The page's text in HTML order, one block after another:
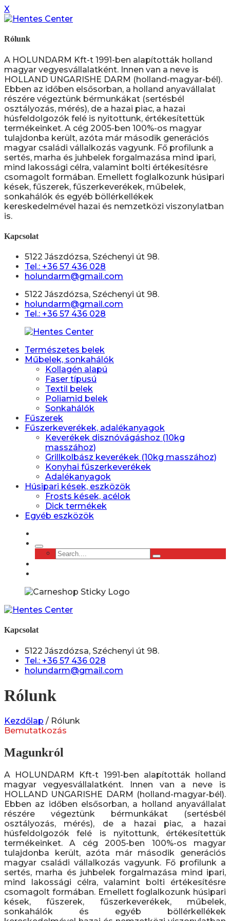
X
Rólunk
A HOLUNDARM Kft-t 1991-ben alapították holland
magyar vegyesvállalatként. Innen van a neve is
HOLLAND UNGARISHE DARM (holland-magyar-bél).
Ebben az időben elsősorban, a holland anyavállalat
részére végeztünk bérmunkákat (sertésbél
osztályozás, mérés), de a hazai piac, a hazai
húsfeldolgozók felé is nyitottunk, értékesítettük
termékeinket. A cég 2005-ben 100%-os magyar
tulajdonba került, azóta már második generációs
magyar családi vállalkozás vagyunk. Fő profilunk a
sertés, marha és juhbelek forgalmazása mind ipari,
mind lakossági célra, valamint bolti értékesítésre
csomagolt formában. Emellett foglalkozunk húsipari
kések, fűszerek, fűszerkeverékek, műbelek,
sonkahálók és egyéb böllérkellékek
kereskedelmével hazai és nemzetközi viszonylatban
is.
Kapcsolat
5122 Jászdózsa, Széchenyi út 98.
Tel.: +36 57 436 028
holundarm@gmail.com
5122 Jászdózsa, Széchenyi út 98.
holundarm@gmail.com
Tel.: +36 57 436 028
Természetes belek
Műbelek, sonkahálók
Kollagén alapú
Faser típusú
Textil belek
Poliamid belek
Sonkahálók
Fűszerek
Fűszerkeverékek, adalékanyagok
Keverékek disznóvágáshoz (10kg
masszához)
Grillkolbász keverékek (10kg masszához)
Konyhai fűszerkeverékek
Adalékanyagok
Húsipari kések, eszközök
Frosts kések, acélok
Dick termékek
Egyéb eszközök
Kapcsolat
5122 Jászdózsa, Széchenyi út 98.
Tel.: +36 57 436 028
holundarm@gmail.com
Rólunk
Kezdőlap / Rólunk
Bemutatkozás
Magunkról
A HOLUNDARM Kft-t 1991-ben alapították holland
magyar vegyesvállalatként. Innen van a neve is
HOLLAND UNGARISHE DARM (holland-magyar-bél).
Ebben az időben elsősorban, a holland anyavállalat
részére végeztünk bérmunkákat (sertésbél
osztályozás, mérés), de a hazai piac, a hazai
húsfeldolgozók felé is nyitottunk, értékesítettük
termékeinket. A cég 2005-ben 100%-os magyar
tulajdonba került, azóta már második generációs
magyar családi vállalkozás vagyunk. Fő profilunk a
sertés, marha és juhbelek forgalmazása mind ipari,
mind lakossági célra, valamint bolti értékesítésre
csomagolt formában. Emellett foglalkozunk húsipari
kések, fűszerek, fűszerkeverékek, műbelek,
sonkahálók és egyéb böllérkellékek